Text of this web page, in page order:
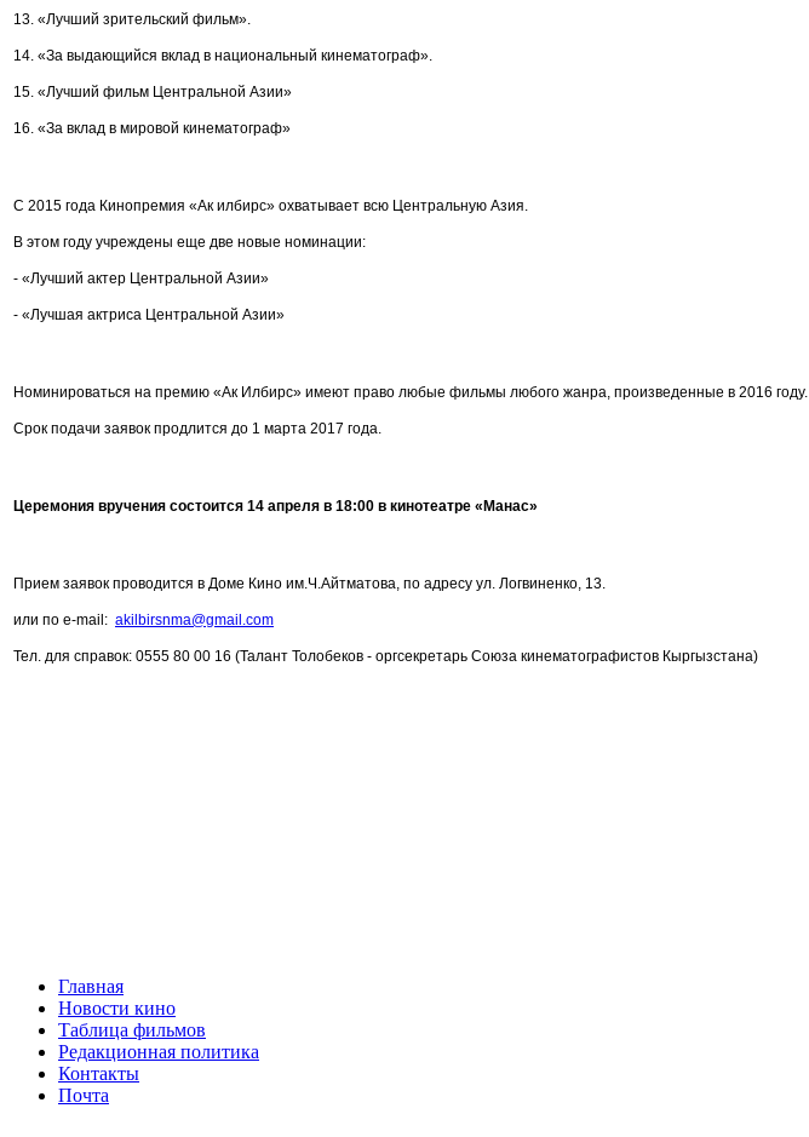
13. «Лучший зрительский фильм».
14. «За выдающийся вклад в национальный кинематограф».
15. «Лучший фильм Центральной Азии»
16. «За вклад в мировой кинематограф»
С 2015 года Кинопремия «Ак илбирс» охватывает всю Центральную Азия.
В этом году учреждены еще две новые номинации:
- «Лучший актер Центральной Азии»
- «Лучшая актриса Центральной Азии»
Номинироваться на премию «Ак Илбирс» имеют право любые фильмы любого жанра, произведенные в 2016 году.
Срок подачи заявок продлится до 1 марта 2017 года.
Церемония вручения состоится 14 апреля в 18:00 в кинотеатре «Манас»
Прием заявок проводится в Доме Кино им.Ч.Айтматова, по адресу ул. Логвиненко, 13.
или по e-mail: akilbirsnma@gmail.com
Тел. для справок: 0555 80 00 16 (Талант Толобеков - оргсекретарь Союза кинематографистов Кыргызстана)
Главная
Новости кино
Таблица фильмов
Редакционная политика
Контакты
Почта